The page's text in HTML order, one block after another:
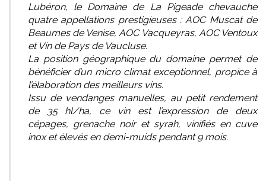
Lubéron, le Domaine de La Pigeade chevauche
quatre appellations prestigieuses : AOC Muscat de
Beaumes de Venise, AOC Vacqueyras, AOC Ventoux
et Vin de Pays de Vaucluse.
La position géographique du domaine permet de
bénéficier d’un micro climat exceptionnel, propice à
l’élaboration des meilleurs vins.
Issu de vendanges manuelles, au petit rendement
de 35 hl/ha, ce vin est l’expression de deux
cépages, grenache noir et syrah, vinifiés en cuve
inox et élevés en demi-muids pendant 9 mois.